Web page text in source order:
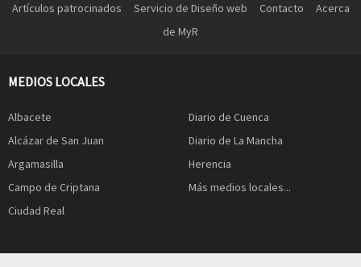
Artículos patrocinados Servicio de Diseño web Contacto
Acerca
de MyR
MEDIOS LOCALES
Albacete
Alcázar de San Juan
Argamasilla
Campo de Criptana
Ciudad Real
Diario de Cuenca
Diario de La Mancha
Herencia
Más medios locales...